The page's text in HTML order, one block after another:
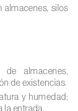
)
almacenes, silos
de almacenes,
de existencias.
y humedad;
la entrada.